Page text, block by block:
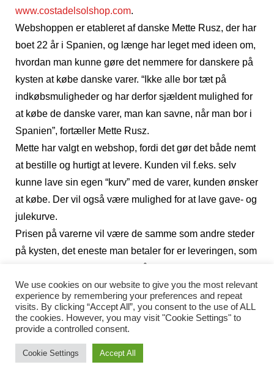
www.costadelsolshop.com.
Webshoppen er etableret af danske Mette Rusz, der har
boet 22 år i Spanien, og længe har leget med ideen om,
hvordan man kunne gøre det nemmere for danskere på
kysten at købe danske varer. “Ikke alle bor tæt på
indkøbsmuligheder og har derfor sjældent mulighed for
at købe de danske varer, man kan savne, når man bor i
Spanien”, fortæller Mette Rusz.
Mette har valgt en webshop, fordi det gør det både nemt
at bestille og hurtigt at levere. Kunden vil f.eks. selv
kunne lave sin egen “kurv” med de varer, kunden ønsker
at købe. Der vil også være mulighed for at lave gave- og
julekurve.
Prisen på varerne vil være de samme som andre steder
på kysten, det eneste man betaler for er leveringen, som
nærmeste forhandler af danske madvarer. Dog er der
gratis levering ved køb for over 100 euro. Leveringstiden
er fra 3 -72 timer alt efter, hvor kunden bor.
Leveringen er opdelt i områderne Marbella–Algeciras,
Málaga–Nerja, Fuengirola–Mijas, Benalmádena-
We use cookies on our website to give you the most relevant
experience by remembering your preferences and repeat
visits. By clicking “Accept All”, you consent to the use of ALL
the cookies. However, you may visit "Cookie Settings" to
provide a controlled consent.
Cookie Settings Accept All